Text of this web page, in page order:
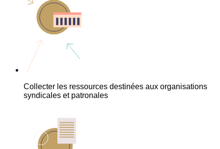
Collecter les ressources destinées aux organisations
syndicales et patronales